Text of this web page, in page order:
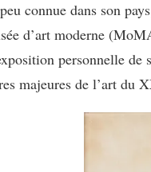
connue dans son
d’art moderne
personnelle
majeures de l’art du